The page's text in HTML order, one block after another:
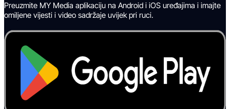
Preuzmite MY Media aplikaciju na Android i iOS uređajima i imajte
omiljene vijesti i video sadržaje uvijek pri ruci.